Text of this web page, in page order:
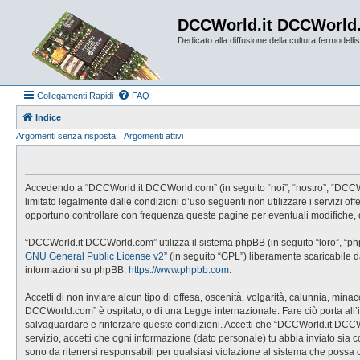
DCCWorld.it
Dedicato alla diffusione della cultura
Collegamenti Rapidi FAQ
Indice
Argomenti senza risposta
Argomenti attivi
Accedendo a “DCCWorld.it DCCWorld.com” (in seguito “noi”, “nostro”,
limitato legalmente dalle condizioni d’uso seguenti non utilizzare i servizi
opportuno controllare con frequenza queste pagine per eventuali
“DCCWorld.it DCCWorld.com” utilizza il sistema phpBB (in seguito “loro”,
GNU General Public License v2” (in seguito “GPL”) liberamente scaricabile
informazioni su phpBB: https://www.phpbb.com.
Accetti di non inviare alcun tipo di offesa, oscenità, volgarità, calunnia,
DCCWorld.com” è ospitato, o di una Legge internazionale. Fare ciò porta
salvaguardare e rinforzare queste condizioni. Accetti che “DCCWorld.it
servizio, accetti che ogni informazione (dato personale) tu abbia inviato sia
sono da ritenersi responsabili per qualsiasi violazione al sistema che possa